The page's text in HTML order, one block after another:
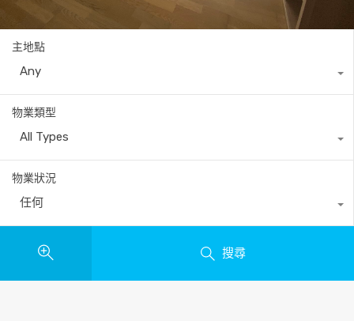
主地點
Any
物業類型
All Types
物業狀況
任何
搜尋